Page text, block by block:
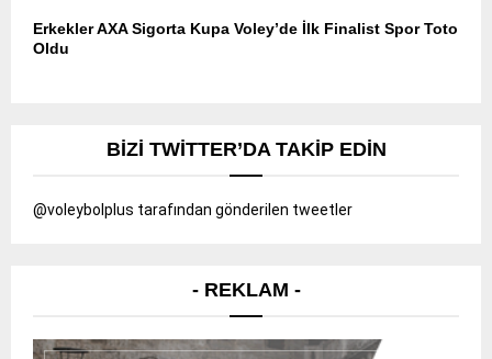
Erkekler AXA Sigorta Kupa Voley’de İlk Finalist Spor Toto
Oldu
BIZI TWITTER’DA TAKIP EDIN
@voleybolplus tarafından gönderilen tweetler
- REKLAM -